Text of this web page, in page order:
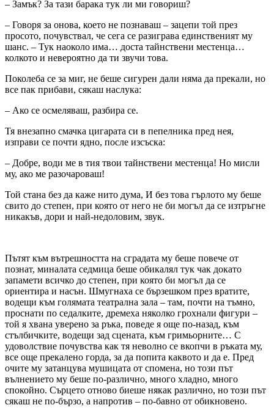
– Замък? За тази барака тук ли ми говориш?
– Говоря за онова, което не познаваш – зацепи той през
просото, почувствал, че сега се разиграва единственият му
шанс. – Тук наоколо има… доста тайнствени местенца…
колкото и невероятно да ти звучи това.
Поколеба се за миг, не беше сигурен дали няма да прекали, но
все пак прибави, сякаш наслука:
– Ако се осмеляваш, разбира се.
Тя внезапно смачка цигарата си в пепелника пред нея,
изправи се почти ядно, после изсъска:
– Добре, води ме в тия твои тайнствени местенца! Но мисли
му, ако ме разочароваш!
Той стана без да каже нито дума, И без това гърлото му беше
свито до степен, при която от него не би могъл да се изтръгне
никакъв, дори и най-недоловим, звук.
Пътят към вътрешността на сградата му беше повече от
познат, миналата седмица беше обикалял тук чак докато
запамети всичко до степен, при която би могъл да се
ориентира и насън. Шмугнаха се бързешком през вратите,
водещи към голямата театрална зала – там, почти на тъмно,
проснати по седалките, дремеха няколко грохнали фигури –
той я хвана уверено за ръка, поведе я още по-назад, към
стълбичките, водещи зад сцената, към гримьорните… С
удоволствие почувства как тя неволно се вкопчи в ръката му,
все още прекалено горда, за да попита каквото и да е. Пред
очите му затанцува мушицата от спомена, но този път
вълнението му беше по-различно, много хладно, много
спокойно. Сърцето отново биеше някак различно, но този път
сякаш не по-бързо, а напротив – по-бавно от обикновено.